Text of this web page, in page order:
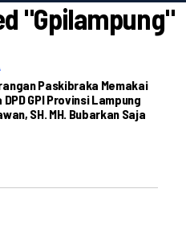
"gpilampung"
Paskibraka Memakai
GPI Provinsi Lampung
SH. MH. Bubarkan Saja